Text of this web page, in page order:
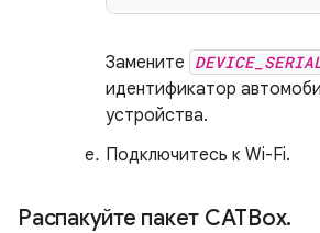
Замените
идентификатор
устройства.
Подключитесь к Wi-Fi.
Распакуйте пакет CATBox.